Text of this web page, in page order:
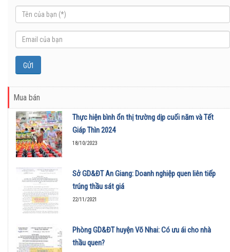
Mua bán
Thực hiện bình ổn thị trường dịp cuối năm và Tết
Giáp Thìn 2024
18/10/2023
Sở GD&ĐT An Giang: Doanh nghiệp quen liên tiếp
trúng thầu sát giá
22/11/2021
Phòng GD&ĐT huyện Võ Nhai: Có ưu ái cho nhà
thầu quen?